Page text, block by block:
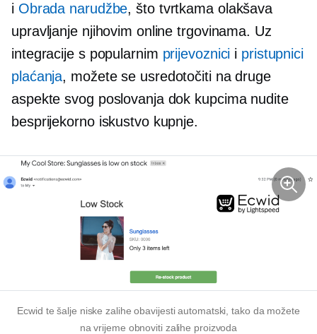
i Obrada narudžbe, što tvrtkama olakšava
upravljanje njihovim online trgovinama. Uz
integracije s popularnim prijevoznici i pristupnici
plaćanja, možete se usredotočiti na druge
aspekte svog poslovanja dok kupcima nudite
besprijekorno iskustvo kupnje.
Ecwid te šalje niske zalihe obavijesti automatski, tako da možete
na vrijeme obnoviti zalihe proizvoda